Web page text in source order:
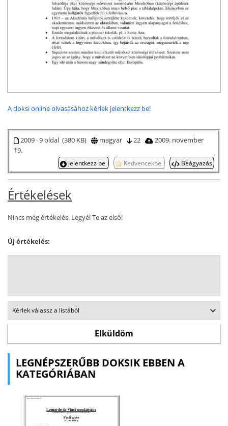
A doksi online olvasásához kérlek jelentkezz be!
2009 · 9 oldal (380 KB) magyar 22
2009. november
19.
Jelentkezz be Kedvencekbe Beágyazás
Értékelések
Nincs még értékelés. Legyél Te az első!
Új értékelés:
LEGNÉPSZERŰBB DOKSIK EBBEN A
KATEGÓRIÁBAN